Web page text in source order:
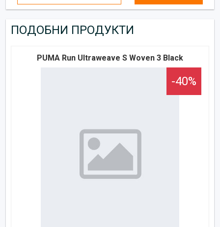
ПОДОБНИ ПРОДУКТИ
PUMA Run Ultraweave S Woven 3 Black
-40%